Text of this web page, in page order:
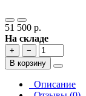
51 500 р.
На складе
+
−
В корзину
Описание